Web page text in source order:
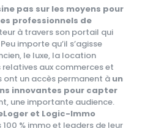
pas sur les moyens pour
professionnels de
à travers son portail qui
importe qu’il s’agisse
le luxe, la location
aux commerces et
ont un accès permanent à un
innovantes pour capter
une importante audience.
et Logic-Immo
% immo et leaders de leur